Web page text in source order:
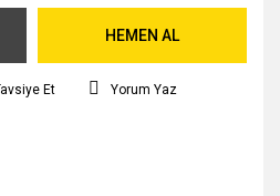
HEMEN AL
Et Yorum Yaz